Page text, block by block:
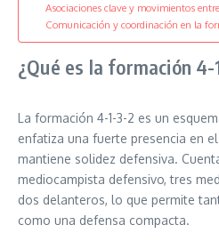
Asociaciones clave y movimientos
Comunicación y coordinación en la
¿Qué es la formación 4-
La formación 4-1-3-2 es un
enfatiza una fuerte presencia en
mantiene solidez defensiva.
mediocampista defensivo, tres
dos delanteros, lo que permite
como una defensa compacta.